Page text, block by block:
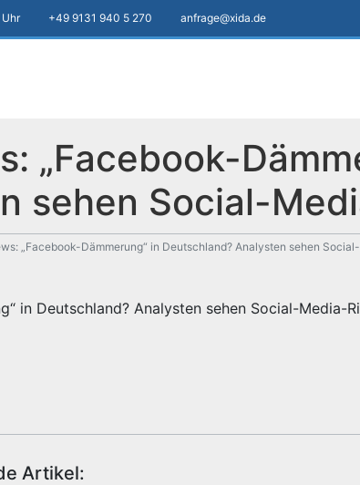
+49 9131 940 5 270 anfrage@xida.de
„Facebook-
sehen Social-
„Facebook-Dämmerung“ in Deutschland? Analysten sehen
in Deutschland? Analysten sehen Social-Media-
Artikel: